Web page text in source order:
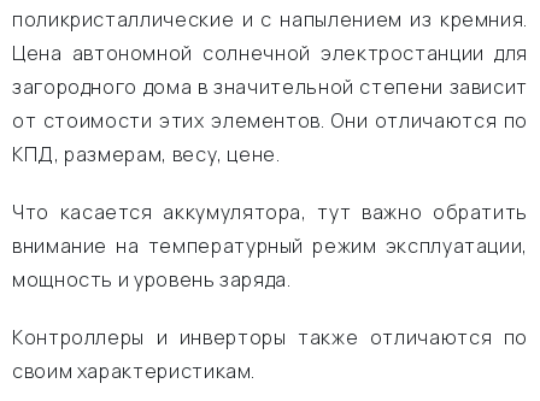
поликристаллические и с напылением из кремния.
Цена автономной солнечной электростанции для
загородного дома в значительной степени зависит
от стоимости этих элементов. Они отличаются по
КПД, размерам, весу, цене.
Что касается аккумулятора, тут важно обратить
внимание на температурный режим эксплуатации,
мощность и уровень заряда.
Контроллеры и инверторы также отличаются по
своим характеристикам.